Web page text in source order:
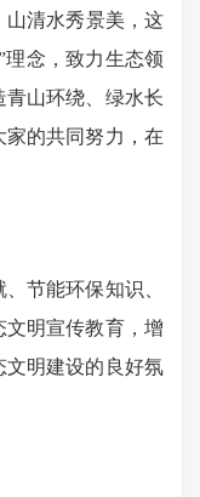
山清水秀景美，这
理念，致力生态领
山环绕、绿水长
的共同努力，在
节能环保知识、
明宣传教育，增
文明建设的良好氛